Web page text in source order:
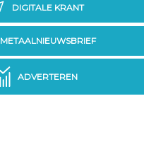
DIGITALE KRANT
METAALNIEUWSBRIEF
ADVERTEREN